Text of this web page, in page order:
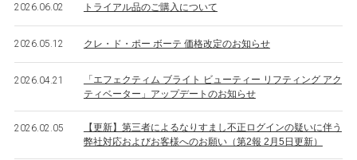
2026.06.02 トライアル品のご購入について
2026.05.12 クレ・ド・ポー ボーテ 価格改定のお知らせ
2026.04.21
「エフェクティム ブライト ビューティー リフティング アク
ティベーター」アップデートのお知らせ
2026.02.05
【更新】第三者によるなりすまし不正ログインの疑いに伴う
弊社対応およびお客様へのお願い（第2報 2月5日更新）